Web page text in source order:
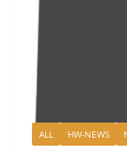
ALL HW-NEWS